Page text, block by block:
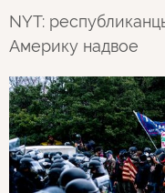
NYT:
Америку надвое